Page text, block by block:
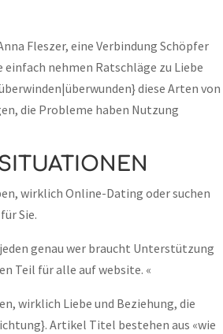
Fleszer, eine Verbindung Schöpfer
nehmen Ratschläge zu Liebe
diese Arten von
die Probleme haben Nutzung
wirklich Online-Dating oder suchen
Sie.
genau wer braucht Unterstützung
Teil für alle auf website. «
wirklich Liebe und Beziehung, die
Artikel Titel bestehen aus «wie